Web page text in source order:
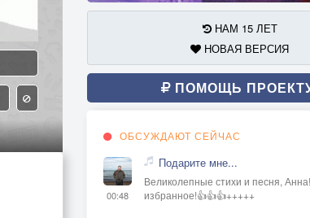
НАМ 15 ЛЕТ
НОВАЯ ВЕРСИЯ
ПОМОЩЬ
ОБСУЖДАЮТ СЕЙЧАС
00:48
Подарите мне...
Великолепные стихи и песня,
избранное!👍👍👍+++++